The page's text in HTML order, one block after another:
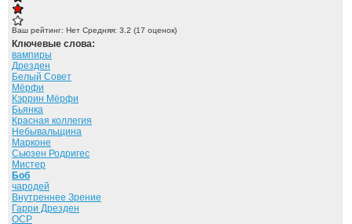
Ваш рейтинг: Нет Средняя: 3.2 (17 оценок)
Ключевые слова:
вампиры
Дрезден
Белый Совет
Мёрфи
Кэррин Мёрфи
Бьянка
Красная коллегия
Небывальщина
Марконе
Сьюзен Родригес
Мистер
Боб
чародей
Внутреннее Зрение
Гарри Дрезден
ОСР